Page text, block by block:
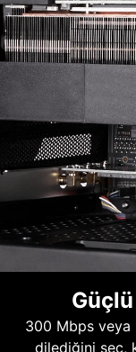
300 Mbps veya
dilediğini seç,